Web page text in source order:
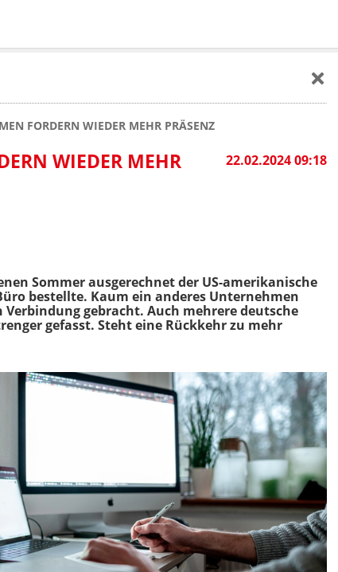
FORDERN WIEDER MEHR PRÄSENZ
22.02.2024 09:18
WIEDER MEHR
Sommer ausgerechnet der US-amerikanische
bestellte. Kaum ein anderes Unternehmen
gebracht. Auch mehrere deutsche
gefasst. Steht eine Rückkehr zu mehr